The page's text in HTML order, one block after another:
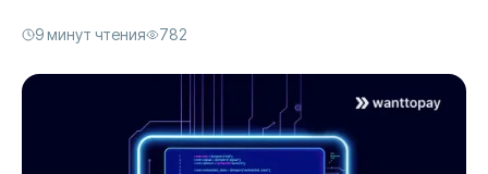
9 минут чтения 782